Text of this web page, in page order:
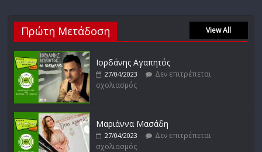
17/02/2023
σχολιασμός
Μικρές Περιπλανήσεις
σχολιασμός
Πρώτη Μετάδοση View All
Ιορδάνης Αγαπητός
27/04/2023
Δεν επιτρέπεται
σχολιασμός
Μαριάννα Μασάδη
27/04/2023
Δεν επιτρέπεται
σχολιασμός